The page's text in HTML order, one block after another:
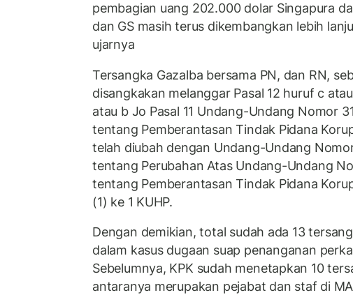
pembagian uang 202.000 dolar Singapura
dan GS masih terus dikembangkan lebih
ujarnya
Tersangka Gazalba bersama PN, dan RN,
disangkakan melanggar Pasal 12 huruf c
atau b Jo Pasal 11 Undang-Undang Nomor
tentang Pemberantasan Tindak Pidana
telah diubah dengan Undang-Undang
tentang Perubahan Atas Undang-Undang
tentang Pemberantasan Tindak Pidana
(1) ke 1 KUHP.
Dengan demikian, total sudah ada 13
dalam kasus dugaan suap penanganan
Sebelumnya, KPK sudah menetapkan 10
antaranya merupakan pejabat dan staf di